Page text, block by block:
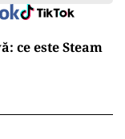
ce este Steam